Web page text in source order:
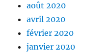
août 2020
avril 2020
février 2020
janvier 2020